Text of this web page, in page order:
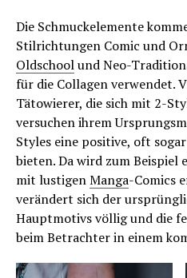
Die Schmuckelemente
Stilrichtungen Comic und
Oldschoolund Neo-
für die Collagen verwendet.
Tätowierer, die sich mit 2-
versuchen ihrem
Styles eine positive, oft
bieten. Da wird zum Beispiel
mit lustigenManga-Comics
verändert sich der
Hauptmotivs völlig und die
beim Betrachter in einem